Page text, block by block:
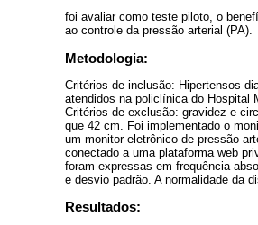
foi avaliar como teste piloto, o
ao controle da pressão arterial (PA).
Metodologia:
Critérios de inclusão: Hipertensos
atendidos na policlínica do Hospital
Critérios de exclusão: gravidez e
que 42 cm. Foi implementado o
um monitor eletrônico de pressão
conectado a uma plataforma web
foram expressas em frequência
e desvio padrão. A normalidade da
Resultados: